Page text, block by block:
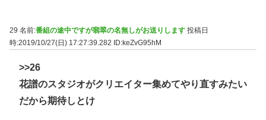
29 名前:番組の途中ですが翡翠の名無しがお送りします 投稿日
時:2019/10/27(日) 17:27:39.282 ID:keZvG95hM
>>26
花譜のスタジオがクリエイター集めてやり直すみたい
だから期待しとけ